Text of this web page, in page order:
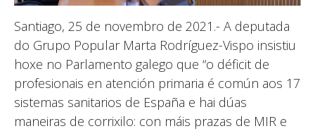
Santiago, 25 de novembro de 2021.- A deputada
do Grupo Popular Marta Rodríguez-Vispo insistiu
hoxe no Parlamento galego que “o déficit de
profesionais en atención primaria é común aos 17
sistemas sanitarios de España e hai dúas
maneiras de corrixilo: con máis prazas de MIR e